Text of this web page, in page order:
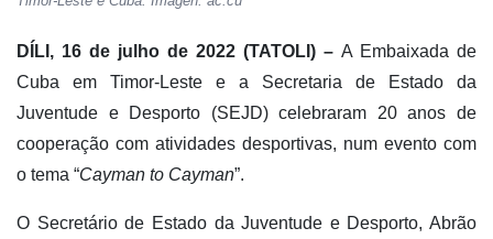
DÍLI, 16 de julho de 2022 (TATOLI) – A Embaixada de
Cuba em Timor-Leste e a Secretaria de Estado da
Juventude e Desporto (SEJD) celebraram 20 anos de
cooperação com atividades desportivas, num evento com
o tema “Cayman to Cayman”.
O Secretário de Estado da Juventude e Desporto, Abrão